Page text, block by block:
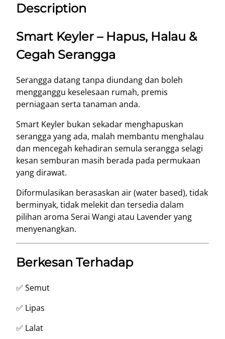
M
2
0
0
d
c
q
a
n
t
i
t
y
Description
Smart Keyler – Hapus, Halau &
Cegah Serangga
Serangga datang tanpa diundang dan boleh
mengganggu keselesaan rumah, premis
perniagaan serta tanaman anda.
Smart Keyler bukan sekadar menghapuskan
serangga yang ada, malah membantu menghalau
dan mencegah kehadiran semula serangga selagi
kesan semburan masih berada pada permukaan
yang dirawat.
Diformulasikan berasaskan air (water based), tidak
berminyak, tidak melekit dan tersedia dalam
pilihan aroma Serai Wangi atau Lavender yang
menyenangkan.
Berkesan Terhadap
✅ Semut
✅ Lipas
✅ Lalat